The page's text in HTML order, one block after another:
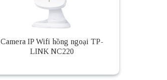
Camera IP Wifi hồng ngoại TP-
LINK NC220